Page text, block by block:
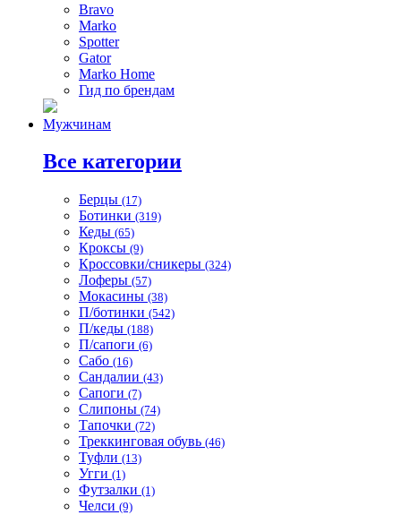
Bravo
Marko
Spotter
Gator
Marko Home
Гид по брендам
Мужчинам
Все категории
Берцы (17)
Ботинки (319)
Кеды (65)
Кроксы (9)
Кроссовки/сникеры (324)
Лоферы (57)
Мокасины (38)
П/ботинки (542)
П/кеды (188)
П/сапоги (6)
Сабо (16)
Сандалии (43)
Сапоги (7)
Слипоны (74)
Тапочки (72)
Треккинговая обувь (46)
Туфли (13)
Угги (1)
Футзалки (1)
Челси (9)